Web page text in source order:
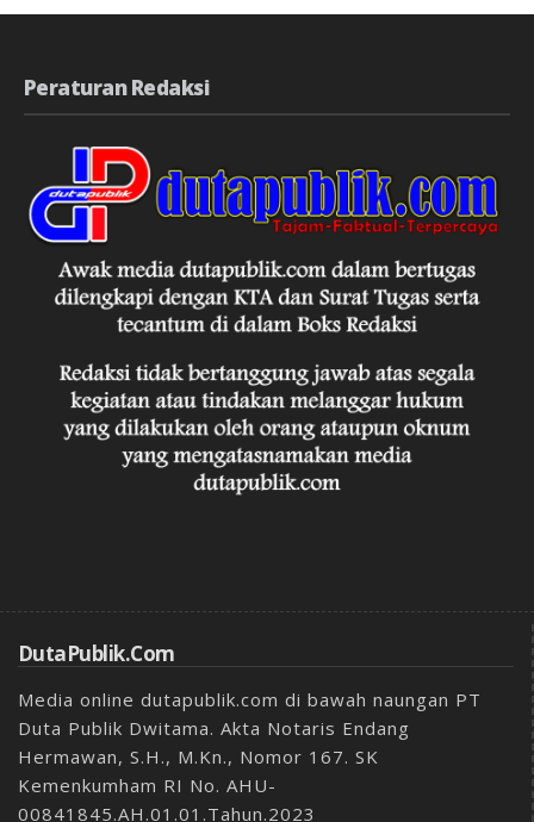
Peraturan Redaksi
DutaPublik.com
Media online dutapublik.com di bawah naungan PT
Duta Publik Dwitama. Akta Notaris Endang
Hermawan, S.H., M.Kn., Nomor 167. SK
Kemenkumham RI No. AHU-
00841845.AH.01.01.Tahun.2023